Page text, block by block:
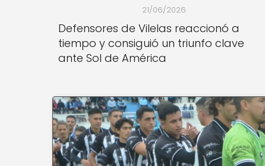
21/06/2026
Defensores de Vilelas reaccionó a
tiempo y consiguió un triunfo clave
ante Sol de América